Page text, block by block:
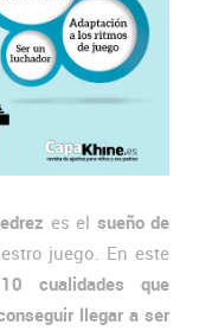
es el sueño de
juego. En este
10 cualidades que
llegar a ser